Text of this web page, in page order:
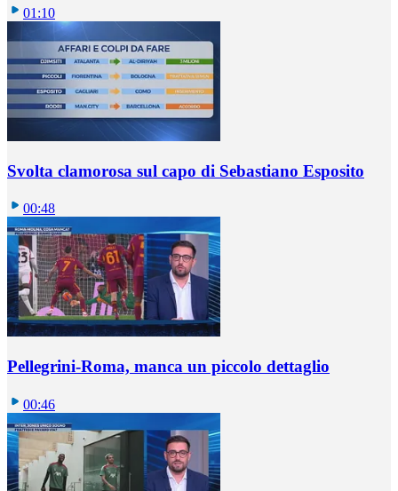
01:10
Svolta clamorosa sul capo di Sebastiano Esposito
00:48
Pellegrini-Roma, manca un piccolo dettaglio
00:46